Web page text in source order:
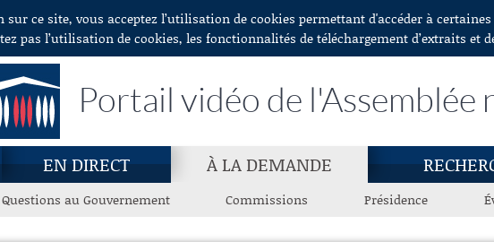
ce site, vous acceptez l’utilisation de cookies permettant d'accéder à
pas l’utilisation de cookies, les fonctionnalités de téléchargement d’extraits et
Portail vidéo de l'Assemblée
EN DIRECT À LA DEMANDE
Questions au Gouvernement Commissions Présidence